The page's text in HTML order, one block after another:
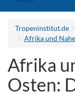
Tropeninstitut.de
Afrika und
Afrika
Osten: